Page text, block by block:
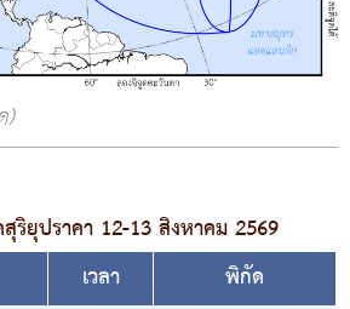
)
ริยุปราคา 12-13 สิงหาคม 2569
เวลา
พิกัด